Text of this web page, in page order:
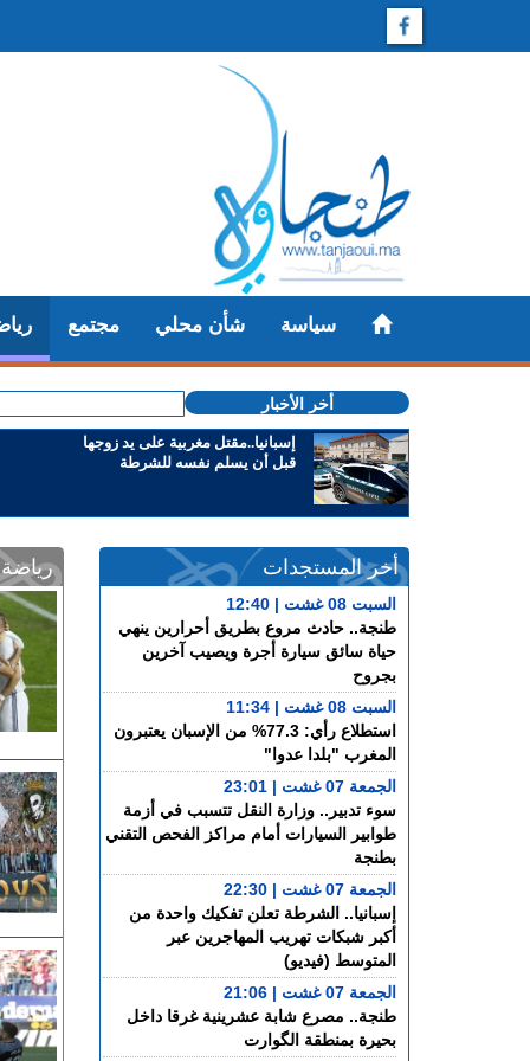
مجتمع شأن محلي سياسة
أخر الأخبار
إسبانيا..مقتل مغربية على يد زوجها
قبل أن يسلم نفسه للشرطة
رياضة أخر المستجدات
السبت 08 غشت | 12:40
طنجة.. حادث مروع بطريق أحرارين ينهي
حياة سائق سيارة أجرة ويصيب آخرين
بجروح
السبت 08 غشت | 11:34
استطلاع رأي: 77.3% من الإسبان يعتبرون
المغرب "بلدا عدوا"
الجمعة 07 غشت | 23:01
سوء تدبير.. وزارة النقل تتسبب في أزمة
طوابير السيارات أمام مراكز الفحص التقني
بطنجة
الجمعة 07 غشت | 22:30
إسبانيا.. الشرطة تعلن تفكيك واحدة من
أكبر شبكات تهريب المهاجرين عبر
المتوسط (فيديو)
الجمعة 07 غشت | 21:06
طنجة.. مصرع شابة عشرينية غرقا داخل
بحيرة بمنطقة الگوارت